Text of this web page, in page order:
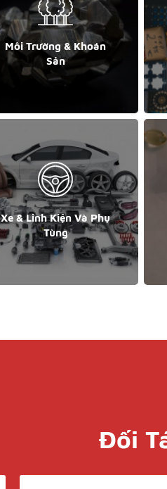
Môi Trường & Khoán
Sản
Xe & Linh Kiện Và Phụ
Tùng
Đối